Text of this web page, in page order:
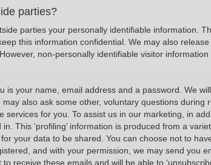
parties?
parties your personally identifiable information.
this information confidential. We may also
non-personally identifiable visitor
is your name, email address and a password. We
also ask some other, voluntary questions
services for you. To assist us in our marketing, in
This ‘profiling’ information is produced from a
your data to be shared. You can choose not to
and with your permission, we may send
receive these emails and will be able to